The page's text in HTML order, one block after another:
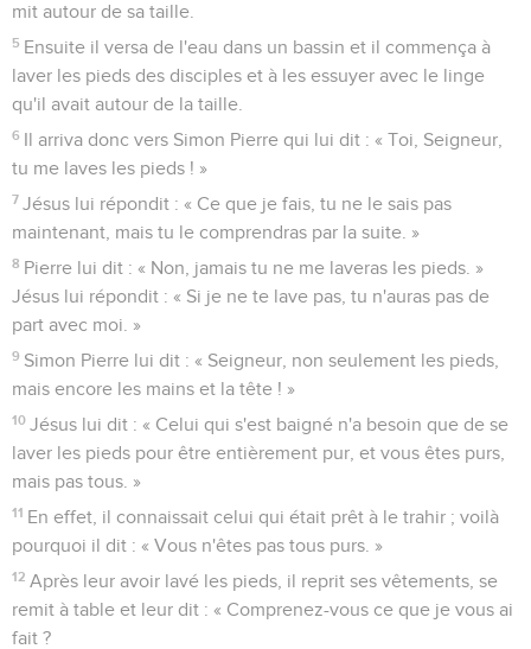
mit autour de sa taille.
5 Ensuite il versa de l'eau dans un bassin et il commença à
laver les pieds des disciples et à les essuyer avec le linge
qu'il avait autour de la taille.
6 Il arriva donc vers Simon Pierre qui lui dit : « Toi, Seigneur,
tu me laves les pieds ! »
7 Jésus lui répondit : « Ce que je fais, tu ne le sais pas
maintenant, mais tu le comprendras par la suite. »
8 Pierre lui dit : « Non, jamais tu ne me laveras les pieds. »
Jésus lui répondit : « Si je ne te lave pas, tu n'auras pas de
part avec moi. »
9 Simon Pierre lui dit : « Seigneur, non seulement les pieds,
mais encore les mains et la tête ! »
10 Jésus lui dit : « Celui qui s'est baigné n'a besoin que de se
laver les pieds pour être entièrement pur, et vous êtes purs,
mais pas tous. »
11 En effet, il connaissait celui qui était prêt à le trahir ; voilà
pourquoi il dit : « Vous n'êtes pas tous purs. »
12 Après leur avoir lavé les pieds, il reprit ses vêtements, se
remit à table et leur dit : « Comprenez-vous ce que je vous ai
fait ?